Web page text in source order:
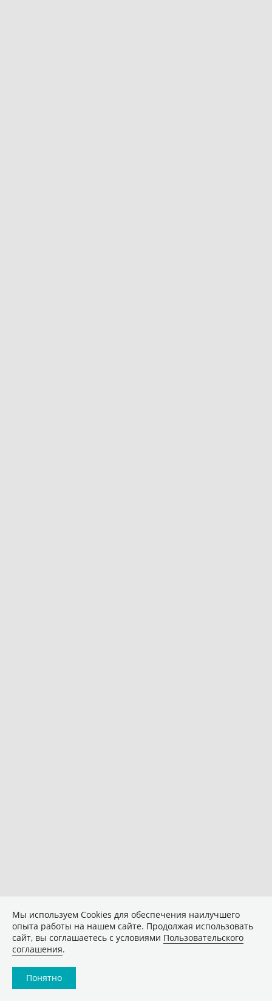
Мы используем Сookies для обеспечения наилучшего
опыта работы на нашем сайте. Продолжая использовать
сайт, вы соглашаетесь с условиями Пользовательского
соглашения.
Понятно